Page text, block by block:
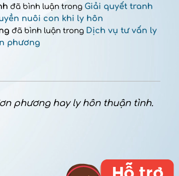
đã bình luận trong Giải quyết tranh
nuôi con khi ly hôn
đã bình luận trong Dịch vụ tư vấn ly
phương
phương hay ly hôn thuận tình.